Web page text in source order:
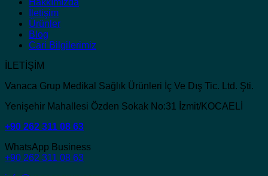
Hakkımızda
İletişim
Ürünler
Blog
Cari Bilgilerimiz
İLETİŞİM
Vanaca Grup Medikal Sağlık Ürünleri İç Ve Dış Tic. Ltd. Şti.
Yenişehir Mahallesi Özden Sokak No:31 İzmit/KOCAELİ
+90 262 311 08 63
WhatsApp Business
+90 262 311 08 63